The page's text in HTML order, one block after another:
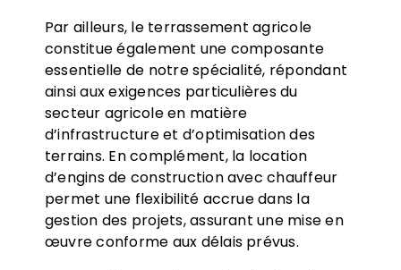
Par ailleurs, le terrassement agricole
constitue également une composante
essentielle de notre spécialité, répondant
ainsi aux exigences particulières du
secteur agricole en matière
d’infrastructure et d’optimisation des
terrains. En complément, la location
d’engins de construction avec chauffeur
permet une flexibilité accrue dans la
gestion des projets, assurant une mise en
œuvre conforme aux délais prévus.